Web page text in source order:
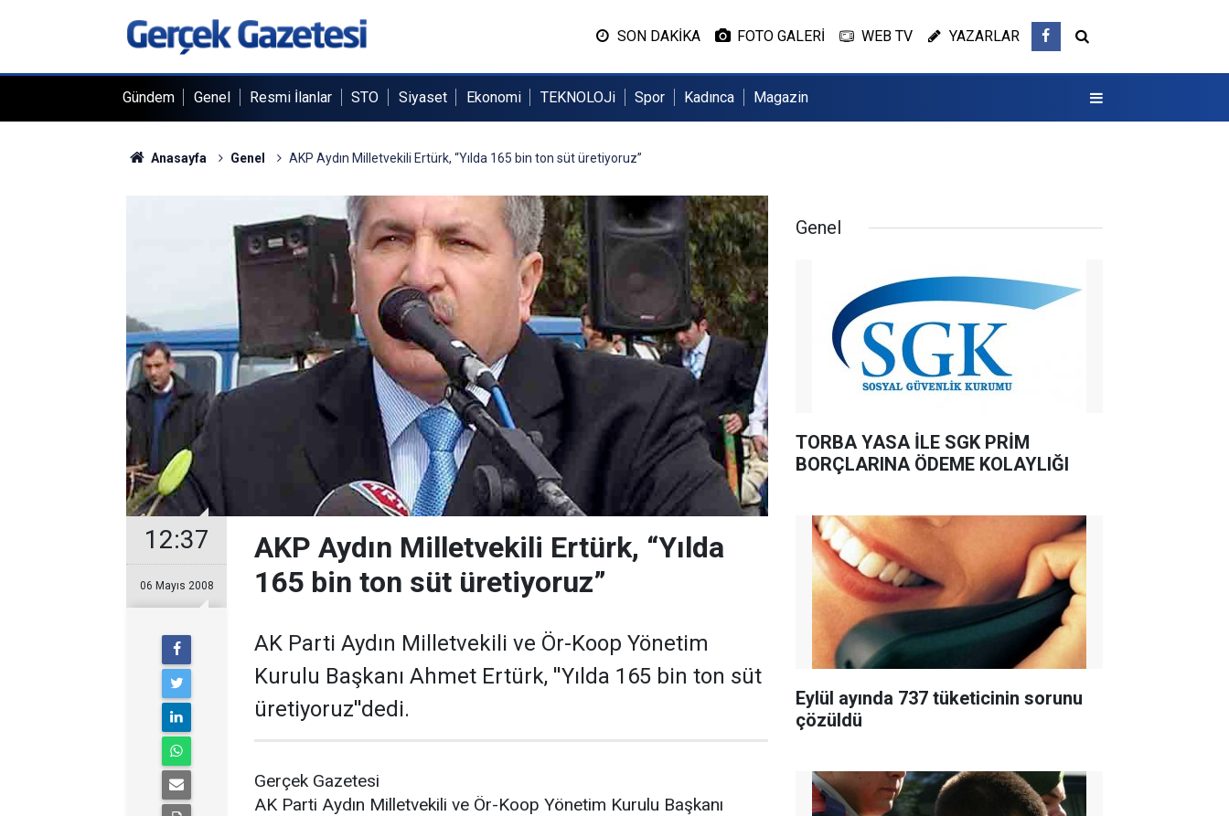
SON DAKİKA FOTO GALERİ WEB TV YAZARLAR
Gündem Genel Resmi İlanlar STO Siyaset Ekonomi TEKNOLOJi Spor Kadınca Magazin
Anasayfa Genel AKP Aydın Milletvekili Ertürk, “Yılda 165 bin ton süt üretiyoruz”
12:37
06 Mayıs 2008
AKP Aydın Milletvekili Ertürk, “Yılda
165 bin ton süt üretiyoruz”
AK Parti Aydın Milletvekili ve Ör-Koop Yönetim
Kurulu Başkanı Ahmet Ertürk, ''Yılda 165 bin ton süt
üretiyoruz''dedi.
Gerçek Gazetesi
AK Parti Aydın Milletvekili ve Ör-Koop Yönetim Kurulu Başkanı
Genel
TORBA YASA İLE SGK PRİM
BORÇLARINA ÖDEME KOLAYLIĞI
Eylül ayında 737 tüketicinin sorunu
çözüldü